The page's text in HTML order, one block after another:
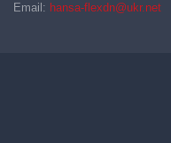
Email: hansa-flexdn@ukr.net